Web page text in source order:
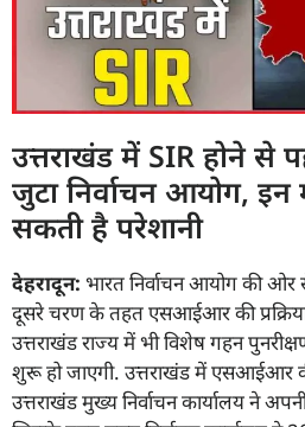
उत्तराखंड में SIR होने से
जुटा निर्वाचन आयोग,
सकती है परेशानी
देहरादून: भारत निर्वाचन आयोग की
दूसरे चरण के तहत एसआईआर की
उत्तराखंड राज्य में भी विशेष गहन
शुरू हो जाएगी. उत्तराखंड में एसआईआर
उत्तराखंड मुख्य निर्वाचन कार्यालय ने